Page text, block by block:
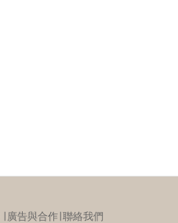
∣廣告與合作∣聯絡我們